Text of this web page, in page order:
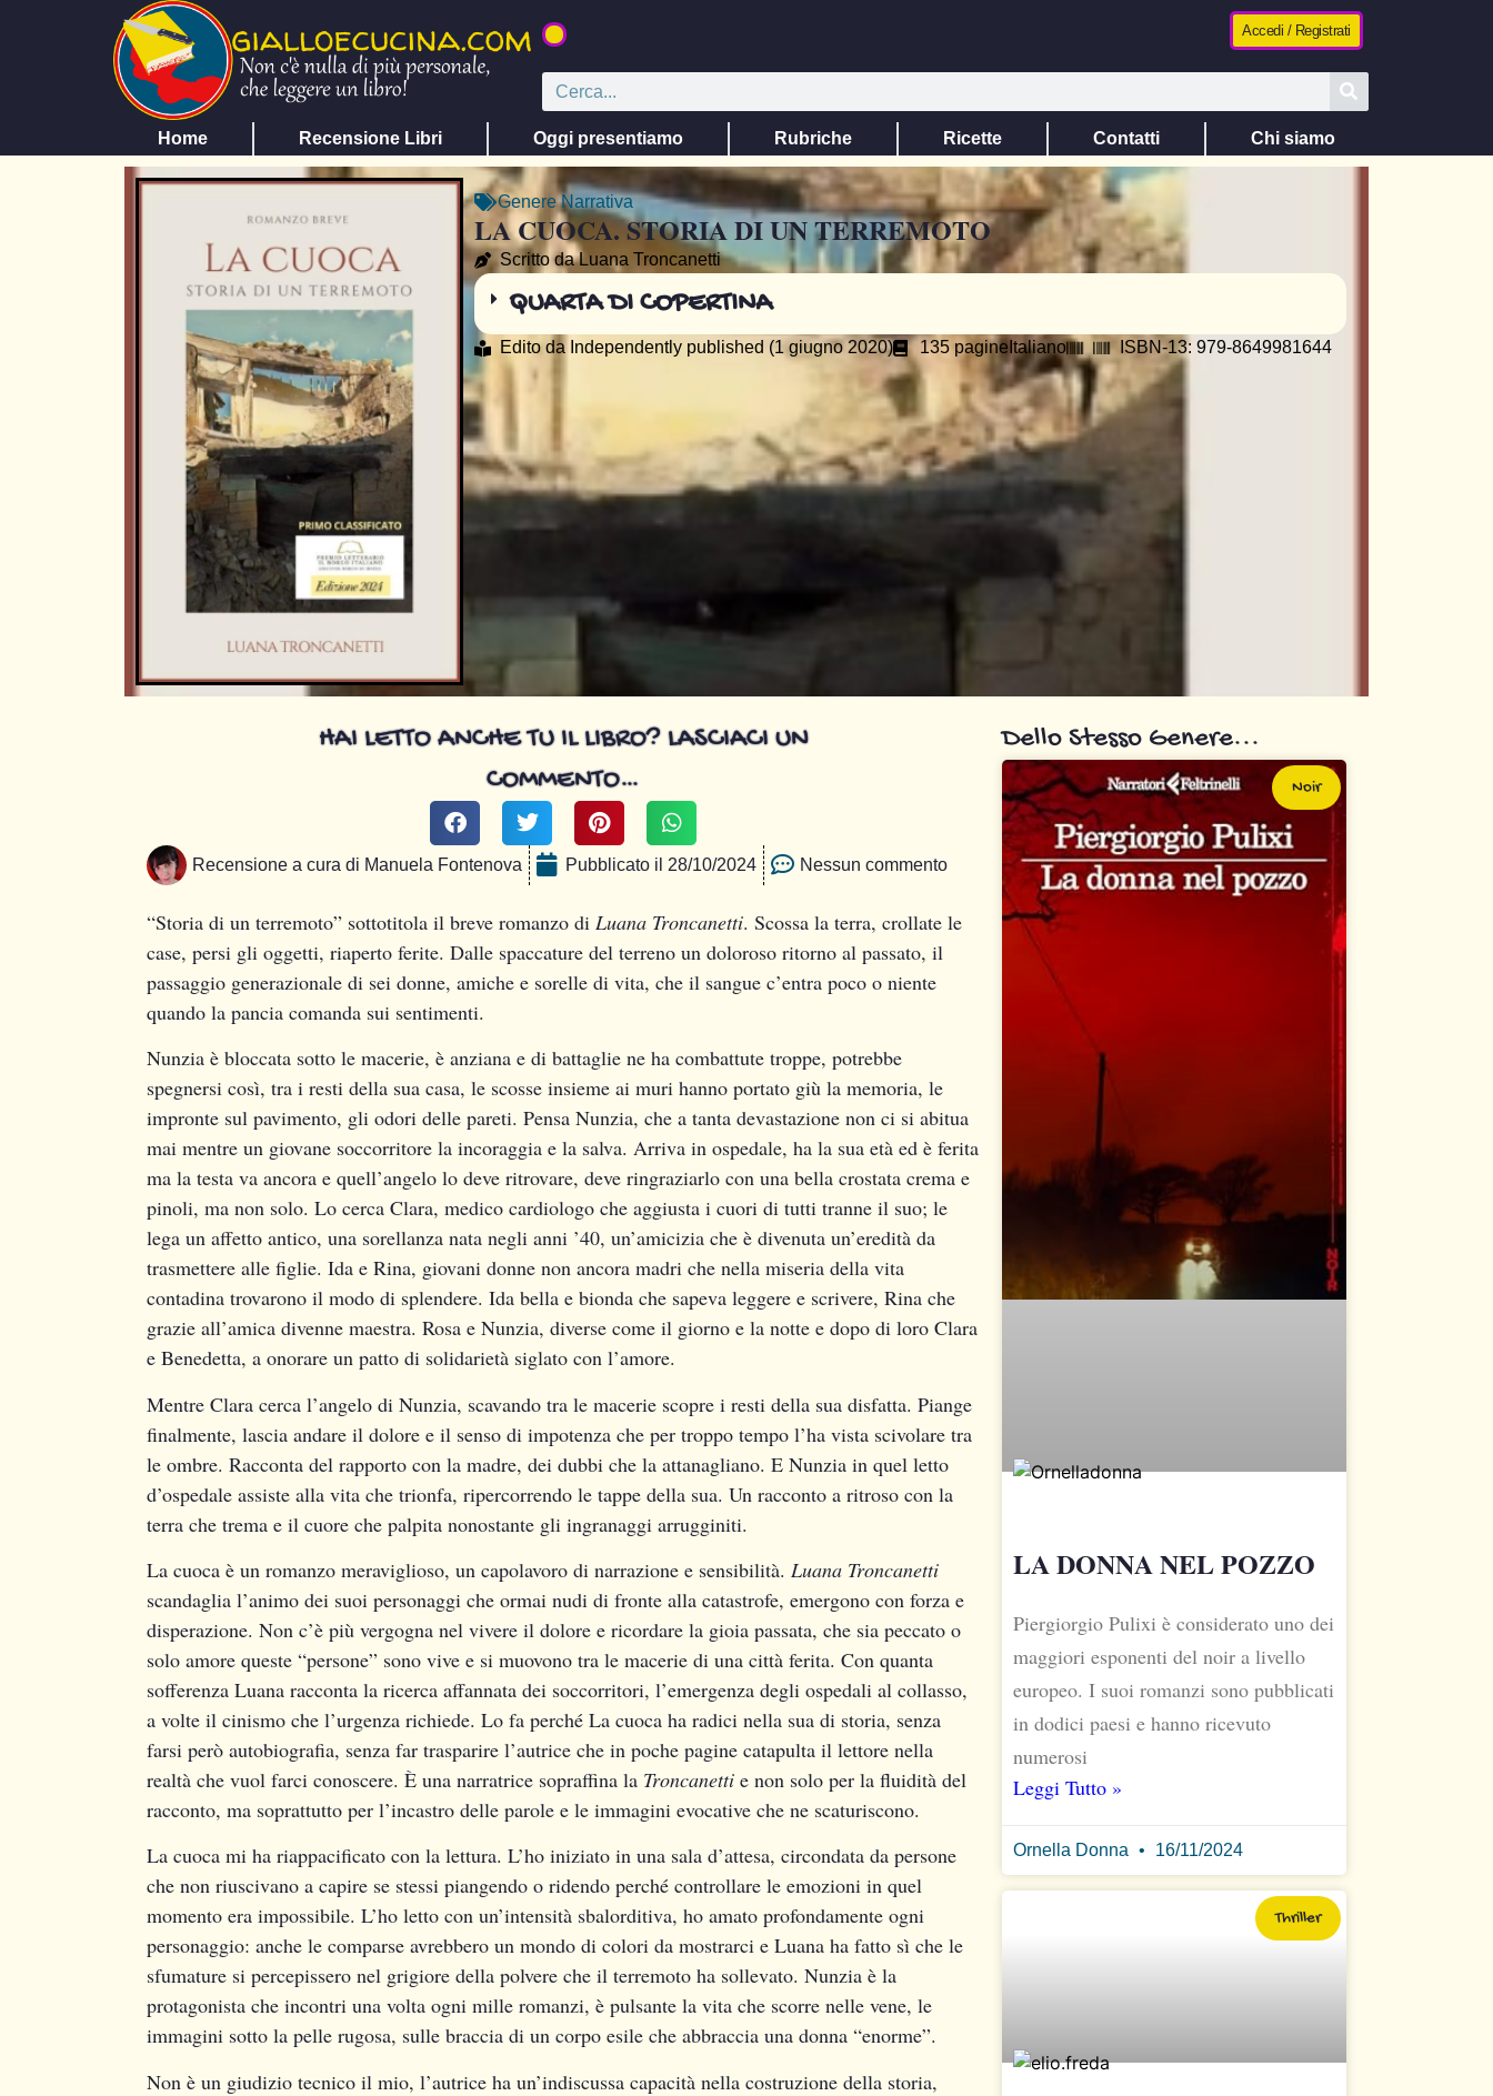
Accedi / Registrati
Home Recensione Libri Oggi presentiamo Rubriche Ricette Contatti Chi siamo
Genere Narrativa
LA CUOCA. STORIA DI UN TERREMOTO
Scritto da Luana Troncanetti
QUARTA DI COPERTINA
Edito da Independently published (1 giugno 2020) 135 pagine Italiano ISBN-13: 979-8649981644
HAI LETTO ANCHE TU IL LIBRO? LASCIACI UN
COMMENTO…
Recensione a cura di Manuela Fontenova Pubblicato il 28/10/2024 Nessun commento
“Storia di un terremoto” sottotitola il breve romanzo di Luana Troncanetti. Scossa la terra, crollate le
case, persi gli oggetti, riaperto ferite. Dalle spaccature del terreno un doloroso ritorno al passato, il
passaggio generazionale di sei donne, amiche e sorelle di vita, che il sangue c’entra poco o niente
quando la pancia comanda sui sentimenti.
Nunzia è bloccata sotto le macerie, è anziana e di battaglie ne ha combattute troppe, potrebbe
spegnersi così, tra i resti della sua casa, le scosse insieme ai muri hanno portato giù la memoria, le
impronte sul pavimento, gli odori delle pareti. Pensa Nunzia, che a tanta devastazione non ci si abitua
mai mentre un giovane soccorritore la incoraggia e la salva. Arriva in ospedale, ha la sua età ed è ferita
ma la testa va ancora e quell’angelo lo deve ritrovare, deve ringraziarlo con una bella crostata crema e
pinoli, ma non solo. Lo cerca Clara, medico cardiologo che aggiusta i cuori di tutti tranne il suo; le
lega un affetto antico, una sorellanza nata negli anni ’40, un’amicizia che è divenuta un’eredità da
trasmettere alle figlie. Ida e Rina, giovani donne non ancora madri che nella miseria della vita
contadina trovarono il modo di splendere. Ida bella e bionda che sapeva leggere e scrivere, Rina che
grazie all’amica divenne maestra. Rosa e Nunzia, diverse come il giorno e la notte e dopo di loro Clara
e Benedetta, a onorare un patto di solidarietà siglato con l’amore.
Mentre Clara cerca l’angelo di Nunzia, scavando tra le macerie scopre i resti della sua disfatta. Piange
finalmente, lascia andare il dolore e il senso di impotenza che per troppo tempo l’ha vista scivolare tra
le ombre. Racconta del rapporto con la madre, dei dubbi che la attanagliano. E Nunzia in quel letto
d’ospedale assiste alla vita che trionfa, ripercorrendo le tappe della sua. Un racconto a ritroso con la
terra che trema e il cuore che palpita nonostante gli ingranaggi arrugginiti.
La cuoca è un romanzo meraviglioso, un capolavoro di narrazione e sensibilità. Luana Troncanetti
scandaglia l’animo dei suoi personaggi che ormai nudi di fronte alla catastrofe, emergono con forza e
disperazione. Non c’è più vergogna nel vivere il dolore e ricordare la gioia passata, che sia peccato o
solo amore queste “persone” sono vive e si muovono tra le macerie di una città ferita. Con quanta
sofferenza Luana racconta la ricerca affannata dei soccorritori, l’emergenza degli ospedali al collasso,
a volte il cinismo che l’urgenza richiede. Lo fa perché La cuoca ha radici nella sua di storia, senza
farsi però autobiografia, senza far trasparire l’autrice che in poche pagine catapulta il lettore nella
realtà che vuol farci conoscere. È una narratrice sopraffina la Troncanetti e non solo per la fluidità del
racconto, ma soprattutto per l’incastro delle parole e le immagini evocative che ne scaturiscono.
La cuoca mi ha riappacificato con la lettura. L’ho iniziato in una sala d’attesa, circondata da persone
che non riuscivano a capire se stessi piangendo o ridendo perché controllare le emozioni in quel
momento era impossibile. L’ho letto con un’intensità sbalorditiva, ho amato profondamente ogni
personaggio: anche le comparse avrebbero un mondo di colori da mostrarci e Luana ha fatto sì che le
sfumature si percepissero nel grigiore della polvere che il terremoto ha sollevato. Nunzia è la
protagonista che incontri una volta ogni mille romanzi, è pulsante la vita che scorre nelle vene, le
immagini sotto la pelle rugosa, sulle braccia di un corpo esile che abbraccia una donna “enorme”.
Non è un giudizio tecnico il mio, l’autrice ha un’indiscussa capacità nella costruzione della storia,
Dello Stesso Genere...
Noir
LA DONNA NEL POZZO
Piergiorgio Pulixi è considerato uno dei
maggiori esponenti del noir a livello
europeo. I suoi romanzi sono pubblicati
in dodici paesi e hanno ricevuto
numerosi
Leggi Tutto »
Ornella Donna 16/11/2024
Thriller